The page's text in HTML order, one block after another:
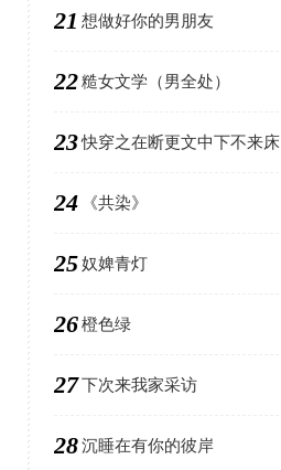
21 想做好你的男朋友
22糙女文学（男全处）
23快穿之在断更文中下不来床
24 《共染》
25奴婢青灯
26橙色绿
27下次来我家采访
28沉睡在有你的彼岸